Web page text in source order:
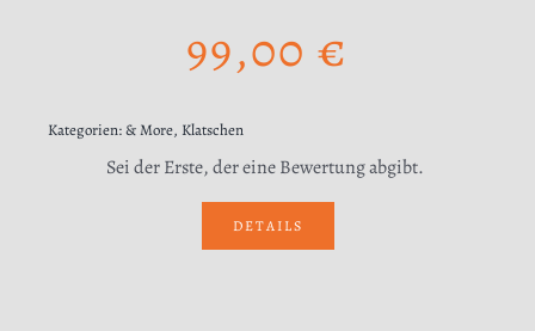
99,00 €
Kategorien:& More, Klatschen
Sei der Erste, der eine Bewertung abgibt.
DETAILS